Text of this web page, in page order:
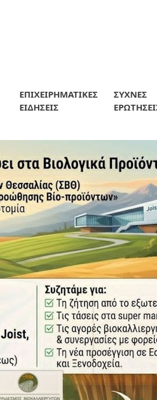
ΕΠΙΧΕΙΡΗΜΑΤΙΚΕΣ
ΕΙΔΗΣΕΙΣ
ΣΥΧΝΕΣ